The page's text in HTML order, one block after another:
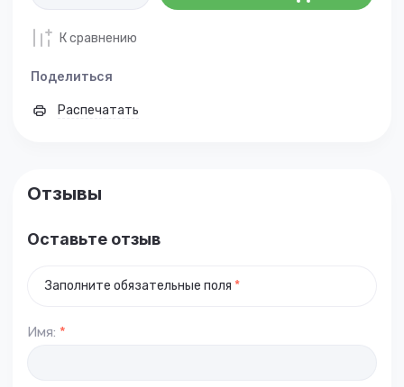
К сравнению
Поделиться
Распечатать
Отзывы
Оставьте отзыв
Заполните обязательные поля *
Имя: *